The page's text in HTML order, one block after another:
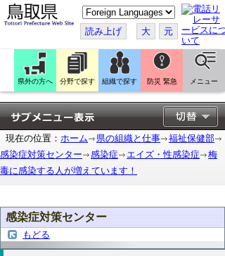
こ
の
ペ
ー
ジ
翻
訳
す
る
読み上げ 大 元
県外の方へ 分野で探す 組織で探す 防災 緊急 メニュー
現在の位置： ホーム 県の組織と仕事
福祉保健部
感染症対策センター
感染症 エイズ・性感染症
梅
毒に感染する人が増えています！
感染症対策センター
もどる